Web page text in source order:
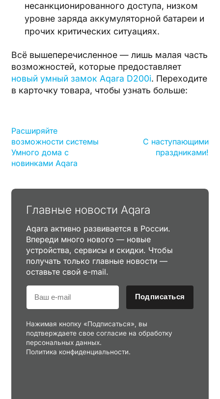
несанкционированного доступа, низком
уровне заряда аккумуляторной батареи и
прочих критических ситуациях.
Всё вышеперечисленное — лишь малая часть
возможностей, которые предоставляет
новый умный замок Aqara D200i. Переходите
в карточку товара, чтобы узнать больше:
Расширяйте
возможности системы
Умного дома с
новинками Aqara
С наступающими
праздниками!
Главные новости Aqara
Aqara активно развивается в России.
Впереди много нового — новые
устройства, сервисы и скидки. Чтобы
получать только главные новости —
оставьте свой e-mail.
Подписаться
Нажимая кнопку «Подписаться», вы
подтверждаете свое согласие на обработку
персональных данных.
Политика конфиденциальности.